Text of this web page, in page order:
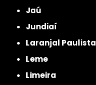
Jaú
Jundiaí
Laranjal Paulista
Leme
Limeira